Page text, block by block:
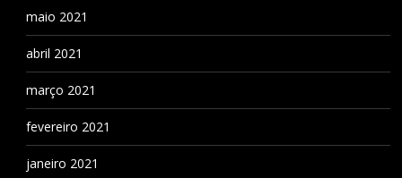
maio 2021
abril 2021
março 2021
fevereiro 2021
janeiro 2021